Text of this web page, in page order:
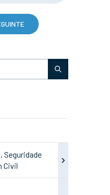
Seguridade
Civil